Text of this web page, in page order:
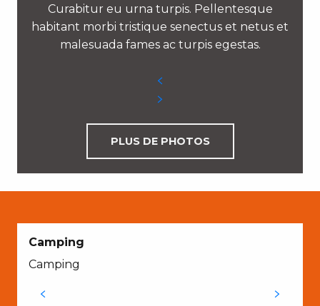
Curabitur eu urna turpis. Pellentesque
habitant morbi tristique senectus et netus et
malesuada fames ac turpis egestas.
PLUS DE PHOTOS
Camping
Camping